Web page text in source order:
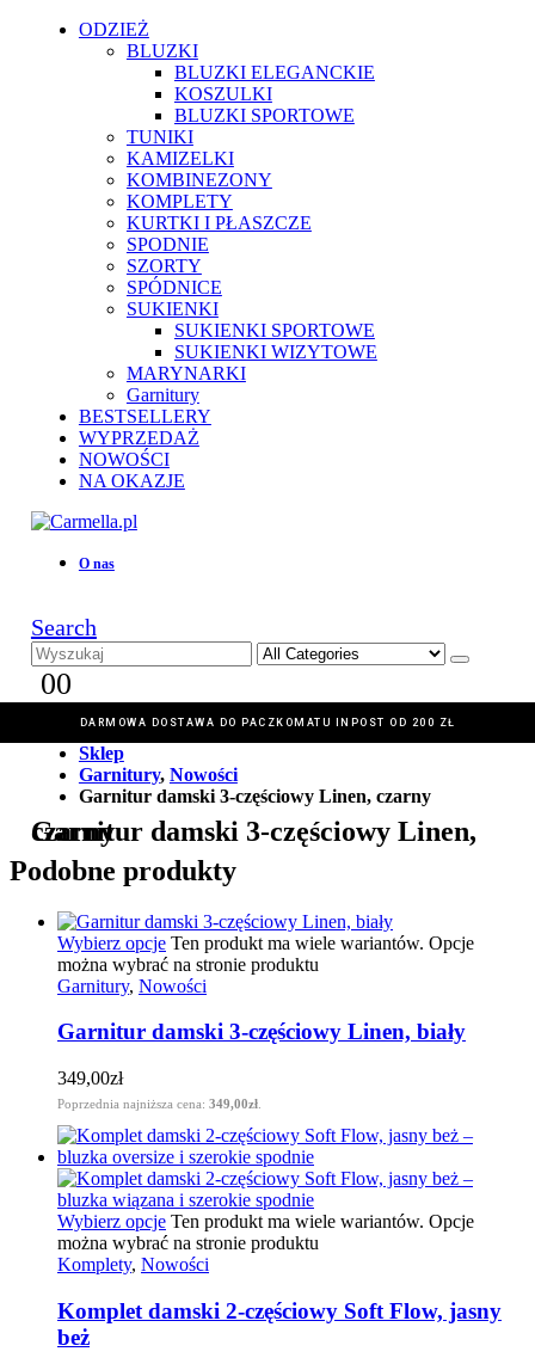
DARMOWA DOSTAWA DO PACZKOMATU INPOST OD 200 ZŁ
ODZIEŻ
BLUZKI
BLUZKI ELEGANCKIE
KOSZULKI
BLUZKI SPORTOWE
TUNIKI
KAMIZELKI
KOMBINEZONY
KOMPLETY
KURTKI I PŁASZCZE
SPODNIE
SZORTY
SPÓDNICE
SUKIENKI
SUKIENKI SPORTOWE
SUKIENKI WIZYTOWE
MARYNARKI
Garnitury
BESTSELLERY
WYPRZEDAŻ
NOWOŚCI
NA OKAZJE
O nas
Search
00
Home
Sklep
Garnitury, Nowości
Garnitur damski 3-częściowy Linen, czarny
Garnitur damski 3-częściowy Linen, czarny
Podobne produkty
Wybierz opcje Ten produkt ma wiele wariantów. Opcje
można wybrać na stronie produktu
Garnitury, Nowości
Garnitur damski 3-częściowy Linen, biały
349,00zł
Poprzednia najniższa cena: 349,00zł
Wybierz opcje Ten produkt ma wiele wariantów. Opcje
można wybrać na stronie produktu
Komplety, Nowości
Komplet damski 2-częściowy Soft Flow, jasny
beż